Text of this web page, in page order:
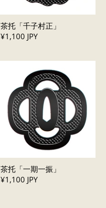
茶托「千子村正」
¥1,100 JPY
茶托「一期一振」
¥1,100 JPY